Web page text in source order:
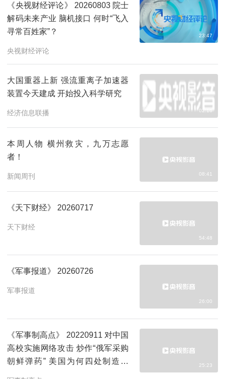
《央视财经评论》 20260803 院士
解码未来产业 脑机接口 何时“飞入
寻常百姓家”？
央视财经评论
23:47
大国重器上新 强流重离子加速器
装置今天建成 开始投入科学研究
经济信息联播 02:16
本周人物 横州救灾，九万志愿
者！
新闻周刊 08:41
《天下财经》 20260717
天下财经
54:48
《军事报道》 20260726
军事报道
26:00
《军事制高点》 20220911 对中国
高校实施网络攻击 炒作“俄军采购
朝鲜弹药” 美国为何四处制造混
25:23